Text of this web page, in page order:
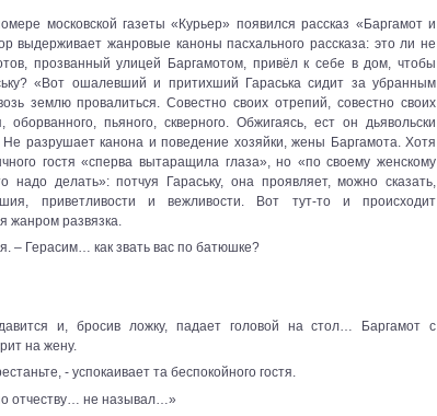
московской газеты «Курьер» появился рассказ «Баргамот и
выдерживает жанровые каноны пасхального рассказа: это ли не
прозванный улицей Баргамотом, привёл к себе в дом, чтобы
«Вот ошалевший и притихший Гараська сидит за убранным
землю провалиться. Совестно своих отрепий, совестно своих
оборванного, пьяного, скверного. Обжигаясь, ест он дьявольски
разрушает канона и поведение хозяйки, жены Баргамота. Хотя
гостя «сперва вытаращила глаза», но «по своему женскому
надо делать»: потчуя Гараську, она проявляет, можно сказать,
приветливости и вежливости. Вот тут-то и происходит
жанром развязка.
– Герасим… как звать вас по батюшке?
давится и, бросив ложку, падает головой на стол… Баргамот с
на жену.
- успокаивает та беспокойного гостя.
отчеству… не называл…»